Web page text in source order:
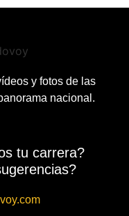
y fotos de las
nacional.
tu carrera?